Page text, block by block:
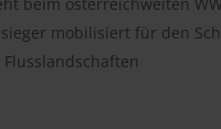
mobilisiert für den